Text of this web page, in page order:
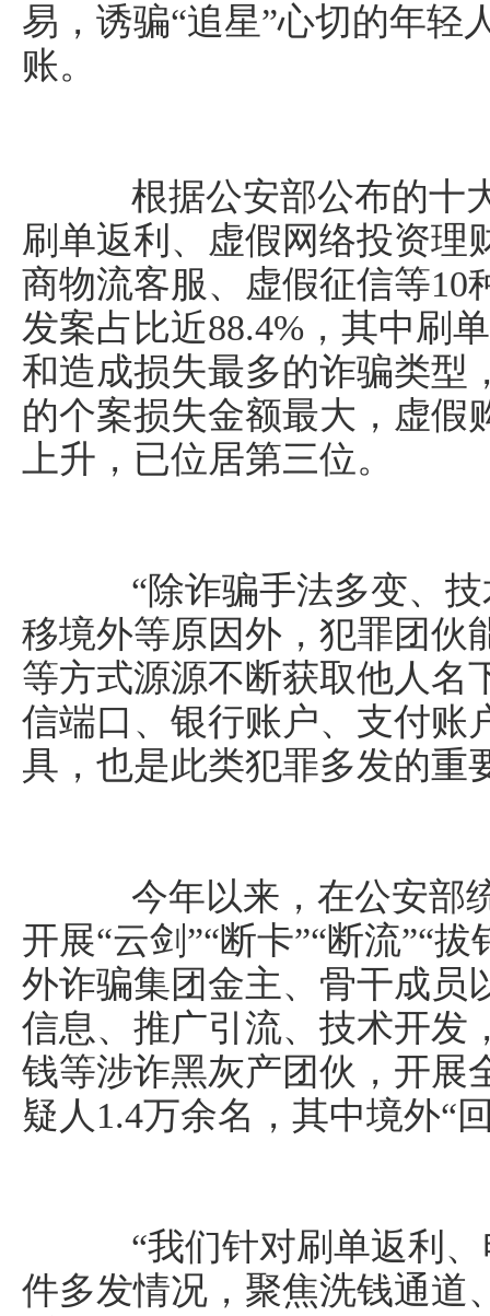
易，诱骗“追星”心切的年轻
账。
根据公安部公布的十
刷单返利、虚假网络投资理
商物流客服、虚假征信等10
发案占比近88.4%，其中刷
和造成损失最多的诈骗类型
的个案损失金额最大，虚假
上升，已位居第三位。
“除诈骗手法多变、技
移境外等原因外，犯罪团伙
等方式源源不断获取他人名
信端口、银行账户、支付账
具，也是此类犯罪多发的重
今年以来，在公安部
开展“云剑”“断卡”“断流”“
外诈骗集团金主、骨干成员
信息、推广引流、技术开发
钱等涉诈黑灰产团伙，开展
疑人1.4万余名，其中境外“
“我们针对刷单返利、
件多发情况，聚焦洗钱通道